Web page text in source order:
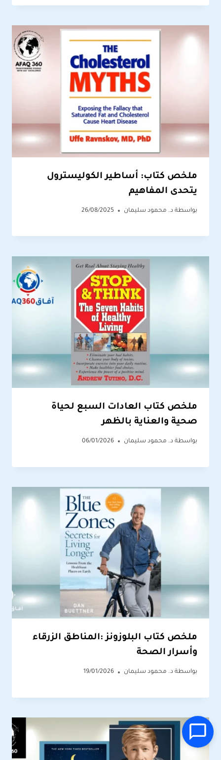
ملخص كتاب: أساطير الكوليسترول
يتحدى المفاهيم
بواسطة د. محمود سليمان 26/08/2025
ملخص كتاب العادات السبع لحياة
صحية والعناية بالظهر
بواسطة د. محمود سليمان 06/01/2026
ملخص كتاب البلوزونز :المناطق الزرقاء
وأسرار الصحة
بواسطة د. محمود سليمان 19/01/2026